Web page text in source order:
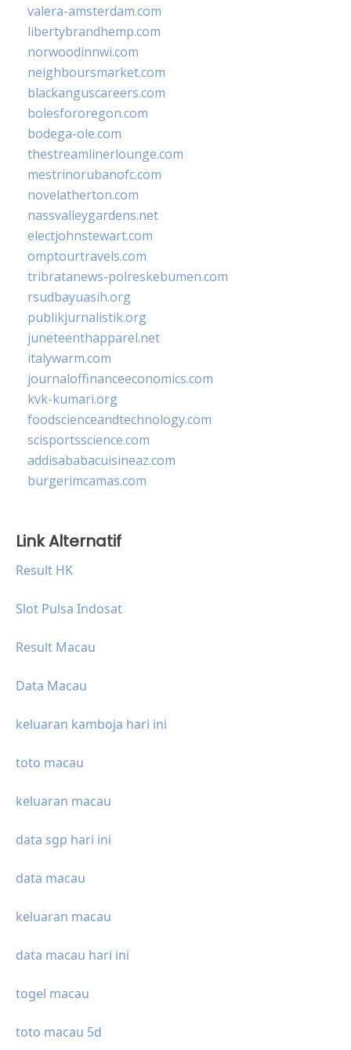
valera-amsterdam.com
libertybrandhemp.com
norwoodinnwi.com
neighboursmarket.com
blackanguscareers.com
bolesfororegon.com
bodega-ole.com
thestreamlinerlounge.com
mestrinorubanofc.com
novelatherton.com
nassvalleygardens.net
electjohnstewart.com
omptourtravels.com
tribratanews-polreskebumen.com
rsudbayuasih.org
publikjurnalistik.org
juneteenthapparel.net
italywarm.com
journaloffinanceeconomics.com
kvk-kumari.org
foodscienceandtechnology.com
scisportsscience.com
addisababacuisineaz.com
burgerimcamas.com
Link Alternatif
Result HK
Slot Pulsa Indosat
Result Macau
Data Macau
keluaran kamboja hari ini
toto macau
keluaran macau
data sgp hari ini
data macau
keluaran macau
data macau hari ini
togel macau
toto macau 5d